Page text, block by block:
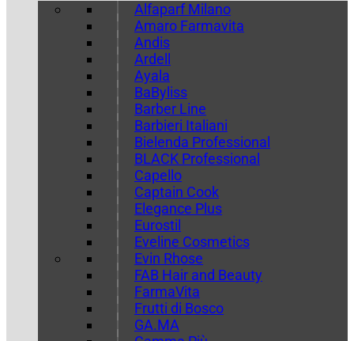
Alfaparf Milano
Amaro Farmavita
Andis
Ardell
Ayala
BaByliss
Barber Line
Barbieri Italiani
Bielenda Professional
BLACK Professional
Capello
Captain Cook
Elegance Plus
Eurostil
Eveline Cosmetics
Evin Rhose
FAB Hair and Beauty
FarmaVita
Frutti di Bosco
GA.MA